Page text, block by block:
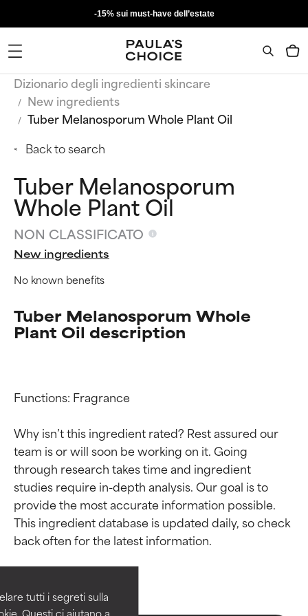
tutti i segreti sulla
Questi ci aiutano a
-15% sui must-have dell’estate
Dizionario degli ingredienti skincare
New ingredients
Tuber Melanosporum Whole Plant Oil
Back to search
Tuber Melanosporum
Whole Plant Oil
NON CLASSIFICATO
New ingredients
No known benefits
Tuber Melanosporum Whole
Plant Oil description
Functions: Fragrance
Why isn’t this ingredient rated? Rest assured our
team is or will soon be working on it. Going
through research takes time and ingredient
studies require in-depth analysis. Our goal is to
provide the most accurate information possible.
This ingredient database is updated daily, so check
Valutazione degli
ingredienti
Comprovati e sostenuti da studi
indipendenti. Ingrediente attivo
Valutazione degli
ingredienti
Comprovati e sostenuti da studi
indipendenti. Ingrediente attivo